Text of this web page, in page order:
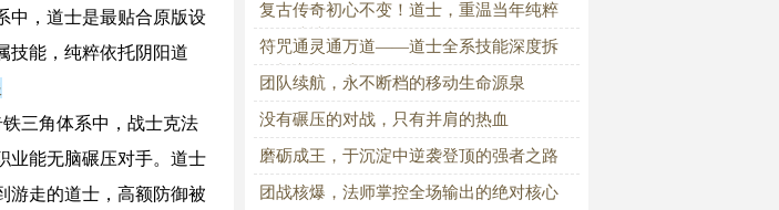
中，道士是最贴合原版设
技能，纯粹依托阴阳道
三角体系中，战士克法
业能无脑碾压对手。道士
游走的道士，高额防御被
复古传奇初心不变！道士，重温当年纯粹
的玛法情怀
符咒通灵通万道——道士全系技能深度拆
解与实战用法
团队续航，永不断档的移动生命源泉
没有碾压的对战，只有并肩的热血
磨砺成王，于沉淀中逆袭登顶的强者之路
团战核爆，法师掌控全场输出的绝对核心